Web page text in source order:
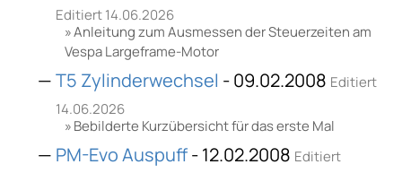
Editiert 14.06.2026
Anleitung zum Ausmessen der Steuerzeiten am
Vespa Largeframe-Motor
T5 Zylinderwechsel - 09.02.2008 Editiert
14.06.2026
Bebilderte Kurzübersicht für das erste Mal
PM-Evo Auspuff- 12.02.2008 Editiert